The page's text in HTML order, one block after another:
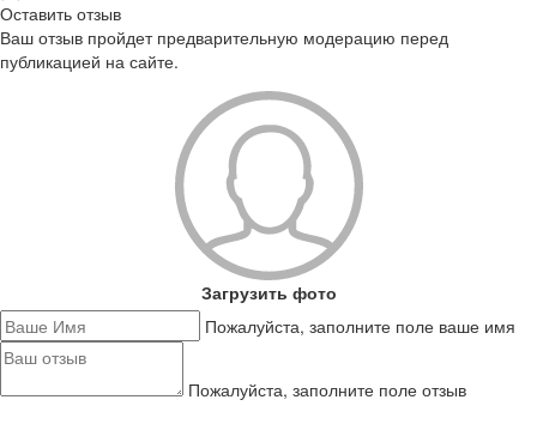
Оставить отзыв
Ваш отзыв пройдет предварительную модерацию перед
публикацией на сайте.
Загрузить фото
Пожалуйста, заполните поле ваше имя
Пожалуйста, заполните поле отзыв